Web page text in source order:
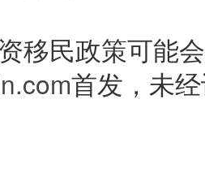
移民政策可能
首发，未